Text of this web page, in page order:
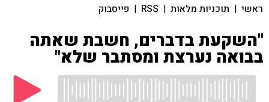
ראשי | תוכניות מלאות |
RSS
| פייסבוק
"השקעת בדברים, חשבת שאתה
בבואה נערצת ומסתבר שלא"